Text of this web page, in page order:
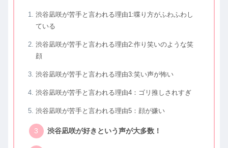
渋谷凪咲が苦手と言われる理由1:喋り方がふわふわし
ている
渋谷凪咲が苦手と言われる理由2:作り笑いのような笑
顔
渋谷凪咲が苦手と言われる理由3:笑い声が怖い
渋谷凪咲が苦手と言われる理由4：ゴリ推しされすぎ
渋谷凪咲が苦手と言われる理由5：顔が嫌い
渋谷凪咲が好きという声が大多数！